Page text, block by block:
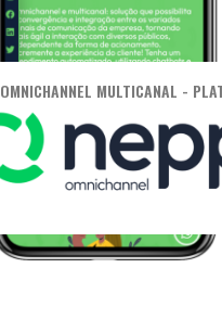
OMNICHANNEL MULTICANAL -